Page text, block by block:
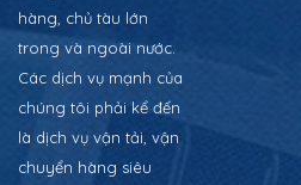
hàng, chủ tàu lớn
trong và ngoài nước.
Các dịch vụ mạnh của
chúng tôi phải kể đến
là dịch vụ vận tải, vận
chuyển hàng siêu